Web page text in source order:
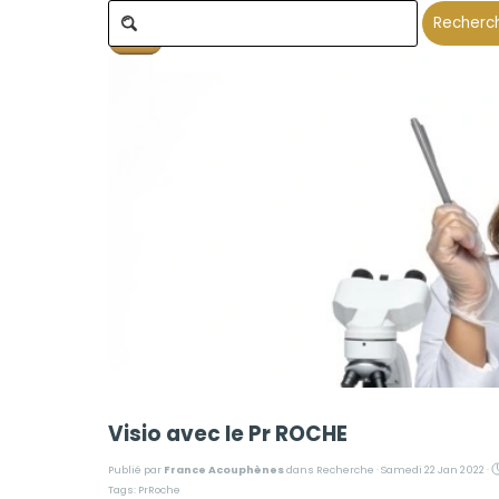
Aller au contenu 01 42 05 01 46
Visio avec le Pr ROCHE
Publié par France Acouphènesdans Recherche · Samedi 22 Jan 2022 ·
Tags: PrRoche